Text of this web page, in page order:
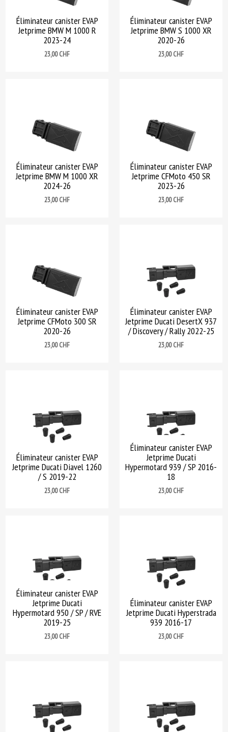
Éliminateur canister EVAP
Jetprime BMW M 1000 R
2023-24
Prix
23,00 CHF
Éliminateur canister EVAP
Jetprime BMW S 1000 XR
2020-26
Prix
23,00 CHF
Éliminateur canister EVAP
Jetprime BMW M 1000 XR
2024-26
Prix
23,00 CHF
Éliminateur canister EVAP
Jetprime CFMoto 450 SR
2023-26
Prix
23,00 CHF
Éliminateur canister EVAP
Jetprime CFMoto 300 SR
2020-26
Prix
23,00 CHF
Éliminateur canister EVAP
Jetprime Ducati DesertX 937
/ Discovery / Rally 2022-25
Prix
23,00 CHF
Éliminateur canister EVAP
Jetprime Ducati Diavel 1260
/ S 2019-22
Prix
23,00 CHF
Éliminateur canister EVAP
Jetprime Ducati
Hypermotard 939 / SP 2016-
18
Prix
23,00 CHF
Éliminateur canister EVAP
Jetprime Ducati
Hypermotard 950 / SP / RVE
2019-25
Prix
23,00 CHF
Éliminateur canister EVAP
Jetprime Ducati Hyperstrada
939 2016-17
Prix
23,00 CHF